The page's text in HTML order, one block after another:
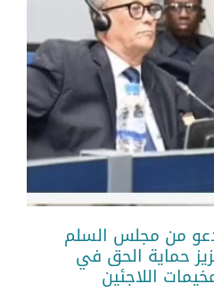
من مجلس السلم
حماية الحق في
اللاجئين